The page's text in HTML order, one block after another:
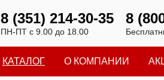
8 (351) 214-30-35
ПН-ПТ с 9.00 до 18.00
8
КАТАЛОГ О КОМПАНИИ